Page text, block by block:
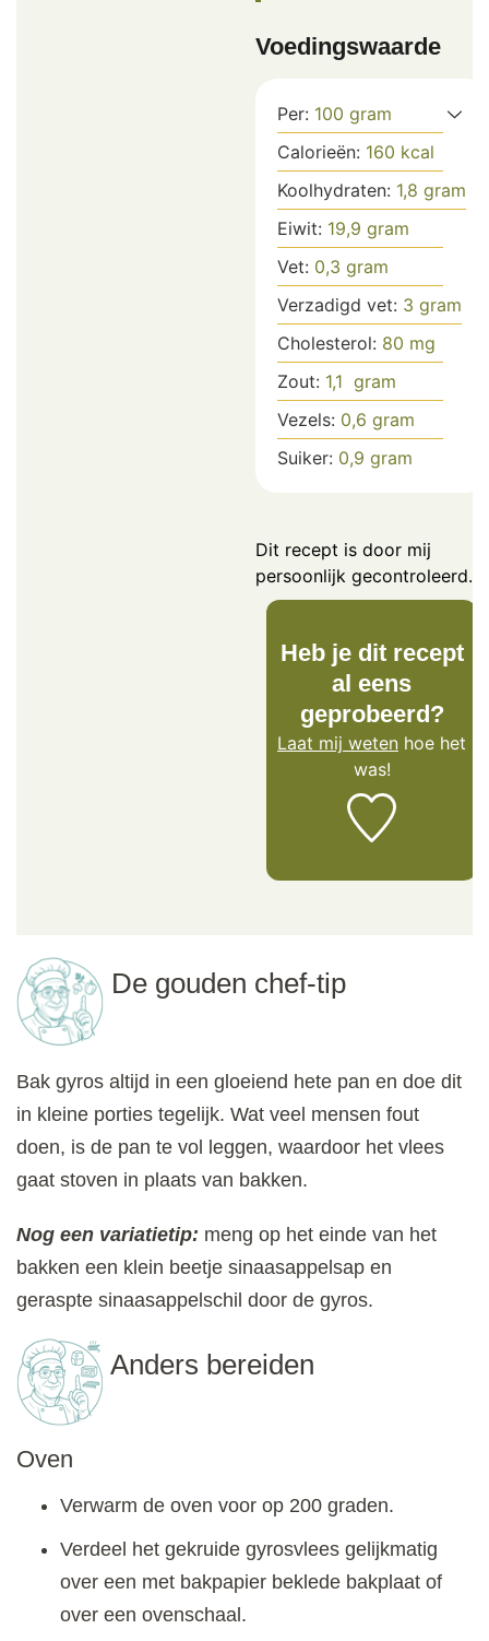
Voedingswaarde
Per: 100 gram
Calorieën: 160 kcal
Koolhydraten: 1,8 gram
Eiwit: 19,9 gram
Vet: 0,3 gram
Verzadigd vet: 3 gram
Cholesterol: 80 mg
Zout: 1,1 gram
Vezels: 0,6 gram
Suiker: 0,9 gram
Dit recept is door mij
persoonlijk gecontroleerd.
Heb je dit recept
al eens
geprobeerd?
Laat mij weten hoe het
was!
De gouden chef-tip
Bak gyros altijd in een gloeiend hete pan en doe dit
in kleine porties tegelijk. Wat veel mensen fout
doen, is de pan te vol leggen, waardoor het vlees
gaat stoven in plaats van bakken.
Nog een variatietip: meng op het einde van het
bakken een klein beetje sinaasappelsap en
geraspte sinaasappelschil door de gyros.
Anders bereiden
Oven
Verwarm de oven voor op 200 graden.
Verdeel het gekruide gyrosvlees gelijkmatig
over een met bakpapier beklede bakplaat of
over een ovenschaal.